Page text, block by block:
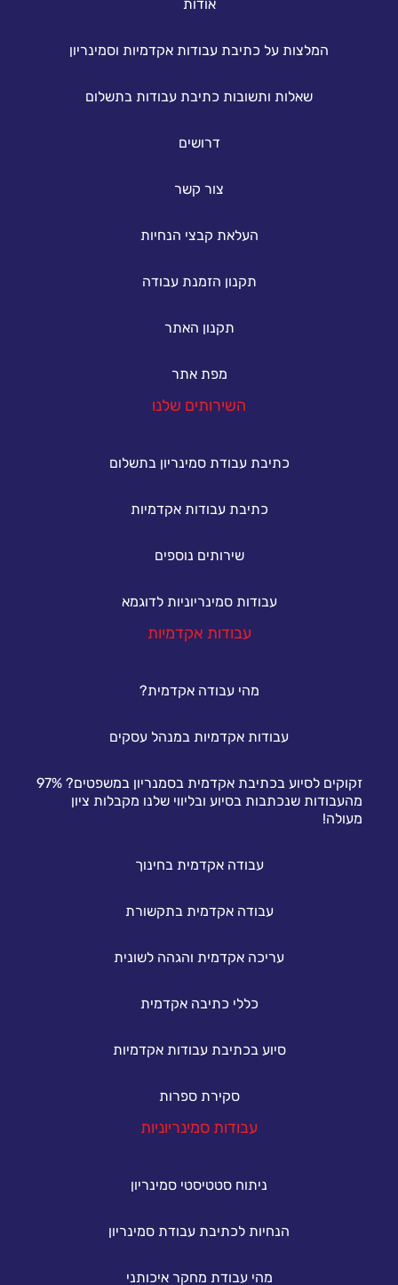
אודות
המלצות על כתיבת עבודות אקדמיות וסמינריון
שאלות ותשובות כתיבת עבודות בתשלום
דרושים
צור קשר
העלאת קבצי הנחיות
תקנון הזמנת עבודה
תקנון האתר
מפת אתר
השירותים שלנו
כתיבת עבודת סמינריון בתשלום
כתיבת עבודות אקדמיות
שירותים נוספים
עבודות סמינריוניות לדוגמא
עבודות אקדמיות
מהי עבודה אקדמית?
עבודות אקדמיות במנהל עסקים
זקוקים לסיוע בכתיבת אקדמית בסמנריון במשפטים? 97%
מהעבודות שנכתבות בסיוע ובליווי שלנו מקבלות ציון
מעולה!
עבודה אקדמית בחינוך
עבודה אקדמית בתקשורת
עריכה אקדמית והגהה לשונית
כללי כתיבה אקדמית
סיוע בכתיבת עבודות אקדמיות
סקירת ספרות
עבודות סמינריוניות
ניתוח סטטיסטי סמינריון
הנחיות לכתיבת עבודת סמינריון
מהי עבודת מחקר איכותני